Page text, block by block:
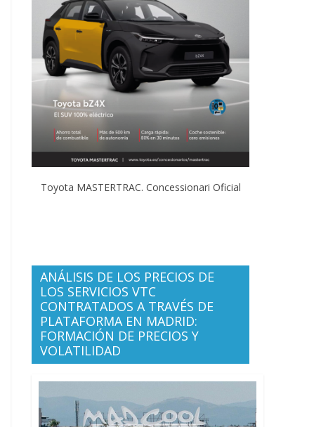
Toyota MASTERTRAC. Concessionari Oficial
ANÁLISIS DE LOS PRECIOS DE
LOS SERVICIOS VTC
CONTRATADOS A TRAVÉS DE
PLATAFORMA EN MADRID:
FORMACIÓN DE PRECIOS Y
VOLATILIDAD